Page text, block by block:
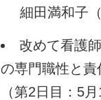
細田満和子
改めて看護
の専門職性と
（第2日目：5